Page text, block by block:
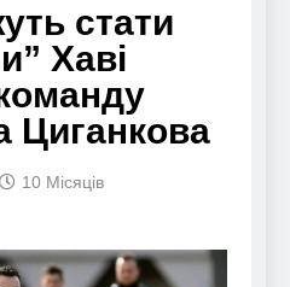
стати
Хаві
Циганкова
10 Місяців